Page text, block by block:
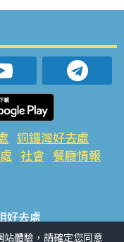
銅鑼灣好去處
社會 餐廳情報
好去處
旺角好去處 社會
體驗，請確定您同意